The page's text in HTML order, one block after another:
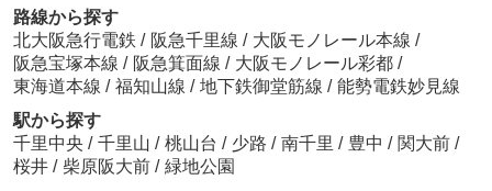
路線から探す
北大阪急行電鉄 / 阪急千里線 / 大阪モノレール本線 /
阪急宝塚本線 / 阪急箕面線 / 大阪モノレール彩都 /
東海道本線 / 福知山線 / 地下鉄御堂筋線 / 能勢電鉄妙見線
駅から探す
千里中央 / 千里山 / 桃山台 / 少路 / 南千里 / 豊中 / 関大前 /
桜井 / 柴原阪大前 / 緑地公園